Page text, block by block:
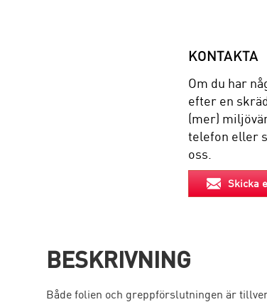
KONTAKTA
Om du har
efter en
(mer)
telefon eller
oss.
Skicka
BESKRIVNING
Både folien och greppförslutningen är